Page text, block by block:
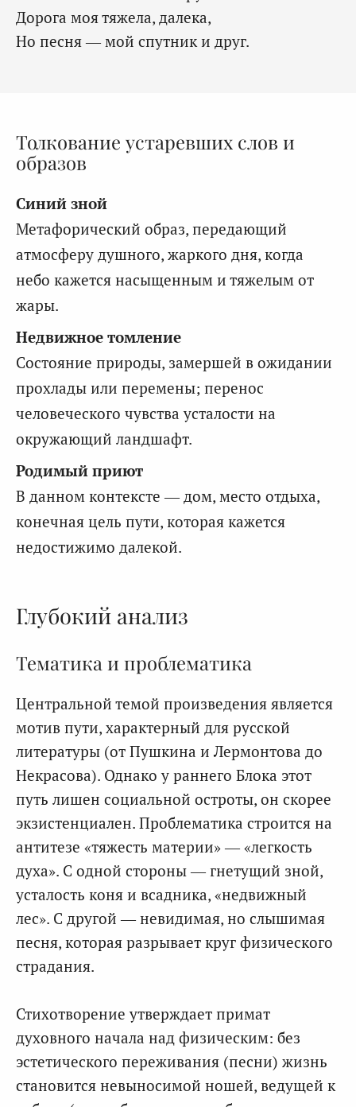
Дорога моя тяжела, далека,
Но песня — мой спутник и друг.
Толкование устаревших слов и
образов
Синий зной
Метафорический образ, передающий
атмосферу душного, жаркого дня, когда
небо кажется насыщенным и тяжелым от
жары.
Недвижное томление
Состояние природы, замершей в ожидании
прохлады или перемены; перенос
человеческого чувства усталости на
окружающий ландшафт.
Родимый приют
В данном контексте — дом, место отдыха,
конечная цель пути, которая кажется
недостижимо далекой.
Глубокий анализ
Тематика и проблематика
Центральной темой произведения является
мотив пути, характерный для русской
литературы (от Пушкина и Лермонтова до
Некрасова). Однако у раннего Блока этот
путь лишен социальной остроты, он скорее
экзистенциален. Проблематика строится на
антитезе «тяжесть материи» — «легкость
духа». С одной стороны — гнетущий зной,
усталость коня и всадника, «недвижный
лес». С другой — невидимая, но слышимая
песня, которая разрывает круг физического
страдания.
Стихотворение утверждает примат
духовного начала над физическим: без
эстетического переживания (песни) жизнь
становится невыносимой ношей, ведущей к